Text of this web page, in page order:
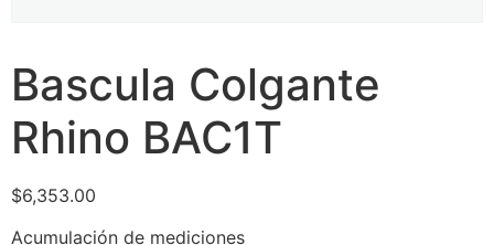
Bascula Colgante
Rhino BAC1T
$6,353.00
Acumulación de mediciones